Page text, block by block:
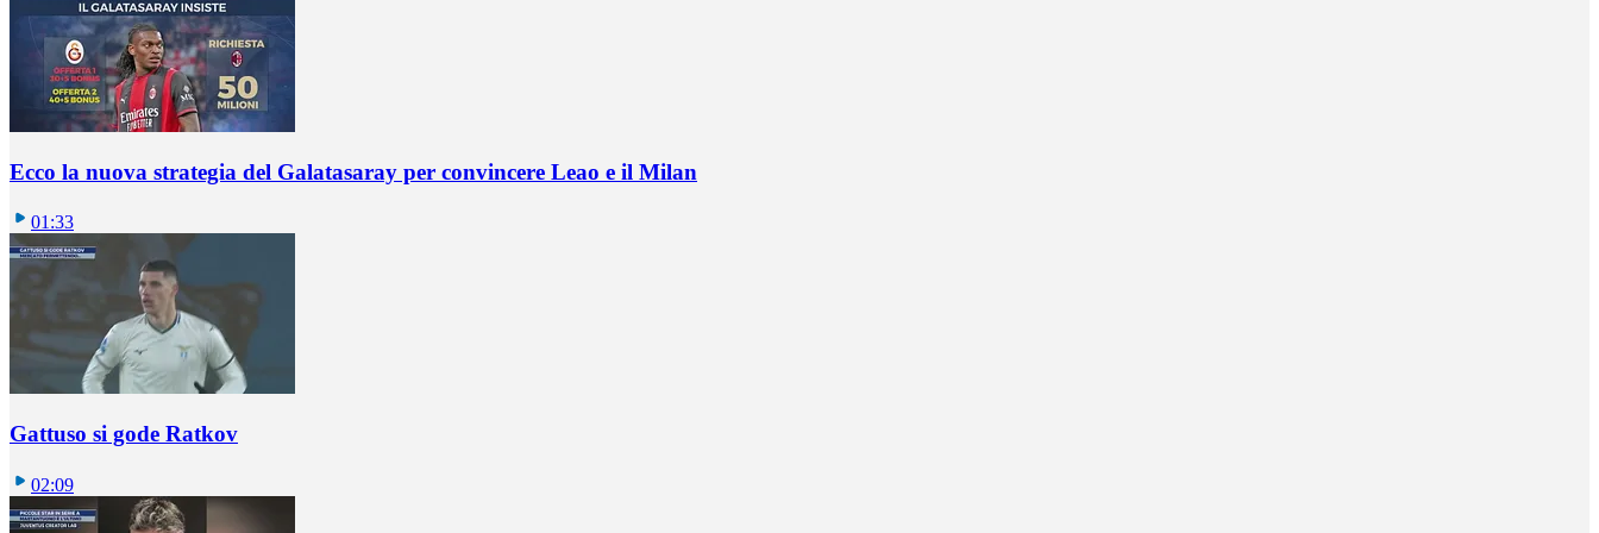
Ecco la nuova strategia del Galatasaray per convincere Leao e il Milan
01:33
Gattuso si gode Ratkov
02:09